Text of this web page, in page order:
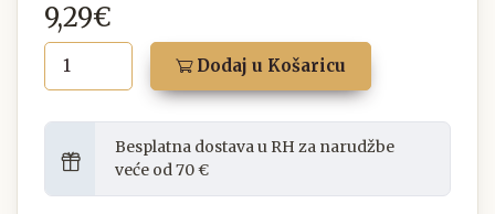
9,29€
Dodaj u Košaricu
Besplatna dostava u RH za narudžbe
veće od 70 €